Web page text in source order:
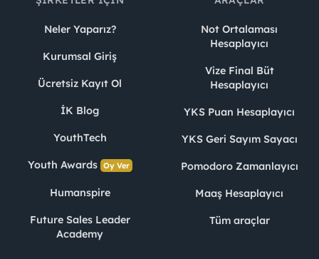
Neler Yaparız?
Kurumsal Giriş
Ücretsiz Kayıt Ol
İK Blog
YouthTech
Youth Awards Oy Ver
Humanspire
Future Sales Leader
Academy
Not Ortalaması
Hesaplayıcı
Vize Final Büt
Hesaplayıcı
YKS Puan Hesaplayıcı
YKS Geri Sayım Sayacı
Pomodoro Zamanlayıcı
Maaş Hesaplayıcı
Tüm araçlar